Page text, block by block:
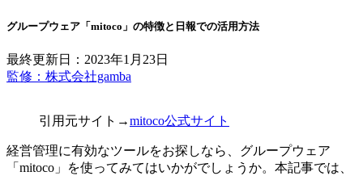
グループウェア「mitoco」の特徴と日報での活用方法
最終更新日：2023年1月23日
監修：株式会社gamba
引用元サイト→mitoco公式サイト
経営管理に有効なツールをお探しなら、グループウェア
「mitoco」を使ってみてはいかがでしょうか。本記事では、